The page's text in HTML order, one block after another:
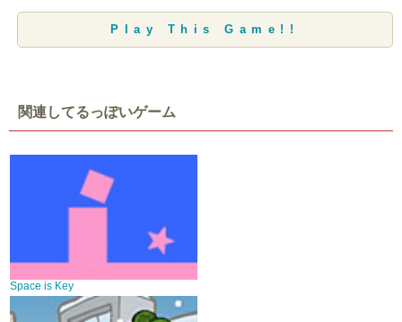
Play This Game!!
関連してるっぽいゲーム
Space is Key